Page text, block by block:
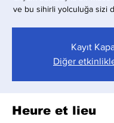
ve bu sihirli yolculuğa sizi
Kayıt
Diğer
Heure et lieu